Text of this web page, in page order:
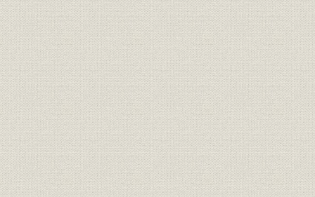
福利厚生 体育施設・契約保健所 平成3年4
安全管理 安全管理の変遷 昭和45年~
安全管理;表彰
安全衛生表彰一覧―社長表彰:目
標度数率・重大災害皆無
昭和46年
11日
安全管理;表彰
安全衛生表彰一覧―社長表彰:総
合無災害時間
昭和47年4
22日
安全管理;表彰
安全衛生表彰一覧―労働省安全
衛生表彰
昭和47年7
月1日